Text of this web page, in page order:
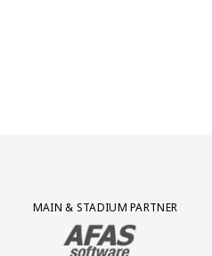
Partner Logos Grid
MAIN & STADIUM PARTNER
BEZOEK ONZE MAIN &